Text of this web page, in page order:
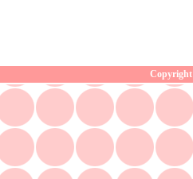
Copyright